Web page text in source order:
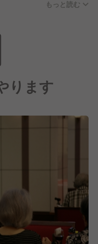
(月8〜11日休み)、実
業代も別途支給とな
実している点や、産
徹底し、一人ひとり
り組みをおこなって
リアアップもできま
食・ホスピタリティサ
ます。
一人ひとりの成長が
らこそスキルアッ
りに力を入れていま
もっと読む
ります